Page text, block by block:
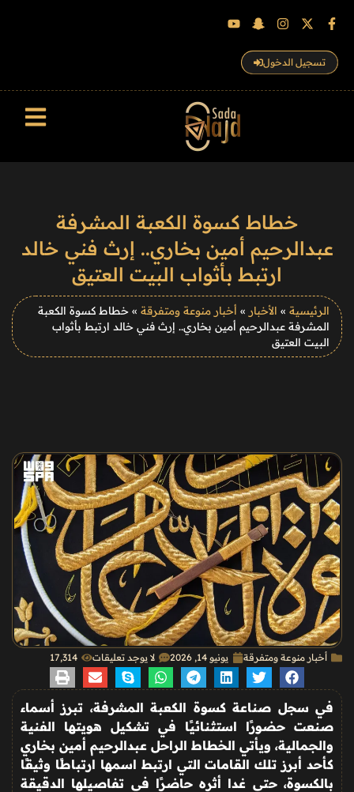
تسجيل الدخول
خطاط كسوة الكعبة المشرفة
عبدالرحيم أمين بخاري.. إرث فني خالد
ارتبط بأثواب البيت العتيق
الرئيسية » الأخبار » أخبار منوعة ومتفرقة » خطاط كسوة الكعبة
المشرفة عبدالرحيم أمين بخاري.. إرث فني خالد ارتبط بأثواب
البيت العتيق
أخبار منوعة ومتفرقة يونيو 14, 2026 لا يوجد تعليقات 17٬314
في سجل صناعة كسوة الكعبة المشرفة، تبرز أسماء
صنعت حضورًا استثنائيًا في تشكيل هويتها الفنية
والجمالية، ويأتي الخطاط الراحل عبدالرحيم أمين بخاري
كأحد أبرز تلك القامات التي ارتبط اسمها ارتباطًا وثيقًا
بالكسوة، حتى غدا أثره حاضرًا في تفاصيلها الدقيقة